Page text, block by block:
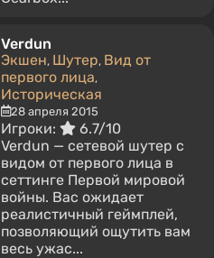
Verdun
Экшен, Шутер, Вид от
первого лица,
Историческая
28 апреля 2015
Игроки:
6.7/10
Verdun — сетевой шутер с
видом от первого лица в
сеттинге Первой мировой
войны. Вас ожидает
реалистичный геймплей,
позволяющий ощутить вам
весь ужас...